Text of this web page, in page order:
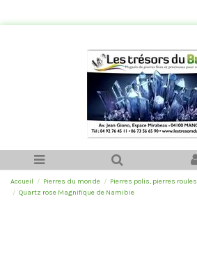
Accueil Pierres du monde Pierres polis, pierres roules
Quartz rose Magnifique de Namibie